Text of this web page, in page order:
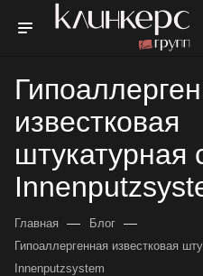
известковая
штукатурная
Главная — Блог —
Гипоаллергенная известковая
Innenputzsystem